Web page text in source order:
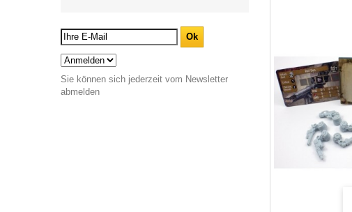
Sie können sich jederzeit vom Newsletter
abmelden